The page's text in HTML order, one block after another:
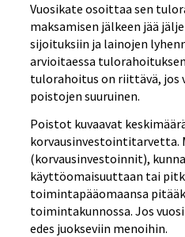
Vuosikate osoittaa sen
maksamisen jälkeen jää
sijoituksiin ja lainojen
arvioitaessa
tulorahoitus on riittävä, jos
poistojen suuruinen.
Poistot kuvaavat
korvausinvestointitarvetta.
(korvausinvestoinnit),
käyttöomaisuuttaan tai
toimintapääomaansa
toimintakunnossa. Jos
edes juokseviin menoihin.